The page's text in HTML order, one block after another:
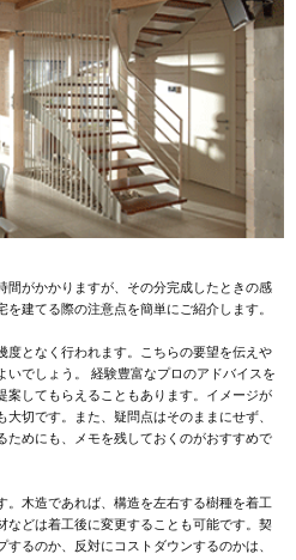
間がかかりますが、その分完成したときの感
建てる際の注意点を簡単にご紹介します。
度となく行われます。こちらの要望を伝えや
いでしょう。 経験豊富なプロのアドバイスを
案してもらえることもあります。イメージが
切です。また、疑問点はそのままにせず、
ためにも、メモを残しておくのがおすすめで
。木造であれば、構造を左右する樹種を着工
などは着工後に変更することも可能です。契
るのか、反対にコストダウンするのかは、